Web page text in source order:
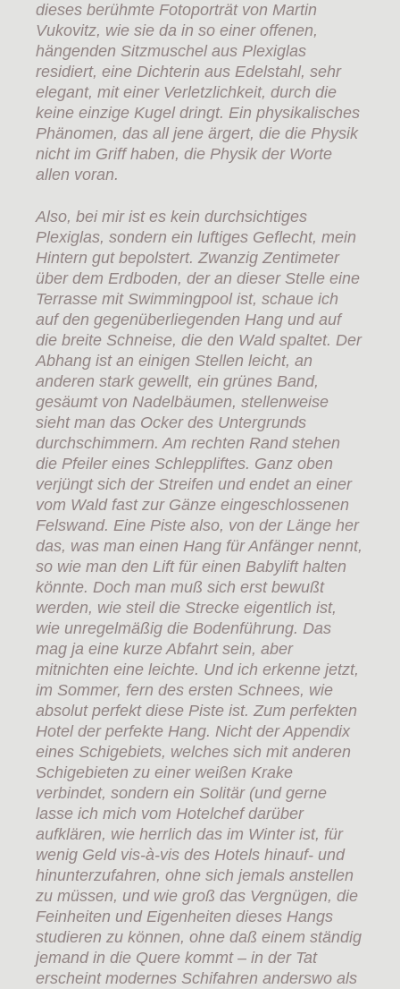
dieses berühmte Fotoporträt von Martin
Vukovitz, wie sie da in so einer offenen,
hängenden Sitzmuschel aus Plexiglas
residiert, eine Dichterin aus Edelstahl, sehr
elegant, mit einer Verletzlichkeit, durch die
keine einzige Kugel dringt. Ein physikalisches
Phänomen, das all jene ärgert, die die Physik
nicht im Griff haben, die Physik der Worte
allen voran.
Also, bei mir ist es kein durchsichtiges
Plexiglas, sondern ein luftiges Geflecht, mein
Hintern gut bepolstert. Zwanzig Zentimeter
über dem Erdboden, der an dieser Stelle eine
Terrasse mit Swimmingpool ist, schaue ich
auf den gegenüberliegenden Hang und auf
die breite Schneise, die den Wald spaltet. Der
Abhang ist an einigen Stellen leicht, an
anderen stark gewellt, ein grünes Band,
gesäumt von Nadelbäumen, stellenweise
sieht man das Ocker des Untergrunds
durchschimmern. Am rechten Rand stehen
die Pfeiler eines Schleppliftes. Ganz oben
verjüngt sich der Streifen und endet an einer
vom Wald fast zur Gänze eingeschlossenen
Felswand. Eine Piste also, von der Länge her
das, was man einen Hang für Anfänger nennt,
so wie man den Lift für einen Babylift halten
könnte. Doch man muß sich erst bewußt
werden, wie steil die Strecke eigentlich ist,
wie unregelmäßig die Bodenführung. Das
mag ja eine kurze Abfahrt sein, aber
mitnichten eine leichte. Und ich erkenne jetzt,
im Sommer, fern des ersten Schnees, wie
absolut perfekt diese Piste ist. Zum perfekten
Hotel der perfekte Hang. Nicht der Appendix
eines Schigebiets, welches sich mit anderen
Schigebieten zu einer weißen Krake
verbindet, sondern ein Solitär (und gerne
lasse ich mich vom Hotelchef darüber
aufklären, wie herrlich das im Winter ist, für
wenig Geld vis-à-vis des Hotels hinauf- und
hinunterzufahren, ohne sich jemals anstellen
zu müssen, und wie groß das Vergnügen, die
Feinheiten und Eigenheiten dieses Hangs
studieren zu können, ohne daß einem ständig
jemand in die Quere kommt – in der Tat
erscheint modernes Schifahren anderswo als